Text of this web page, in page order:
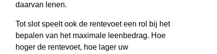
daarvan lenen.
Tot slot speelt ook de rentevoet een rol bij het
bepalen van het maximale leenbedrag. Hoe
hoger de rentevoet, hoe lager uw